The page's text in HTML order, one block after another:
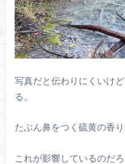
写真だと伝わりにくいけ
る。
たぶん鼻をつく硫黄の香り
これが影響しているのだろ